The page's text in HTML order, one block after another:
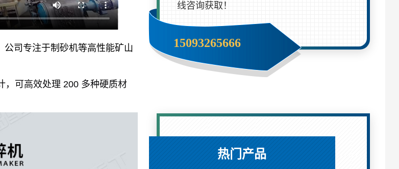
公司专注于制砂机等高性能矿山
线咨询获取！
15093265666
热门产品